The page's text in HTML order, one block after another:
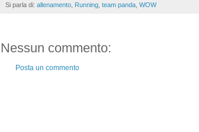
Si parla di: allenamento Running team panda WOW
Nessun commento:
Posta un commento